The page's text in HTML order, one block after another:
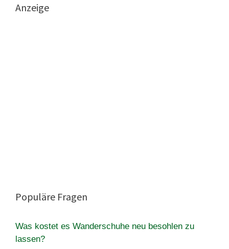
Anzeige
Populäre Fragen
Was kostet es Wanderschuhe neu besohlen zu
lassen?